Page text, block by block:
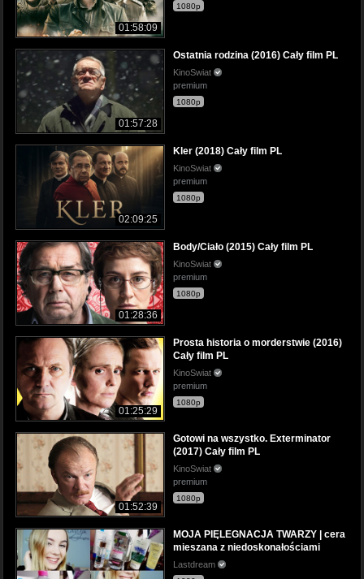
01:58:09
1080p
01:57:28
Ostatnia rodzina (2016) Cały film PL
KinoSwiat
premium
1080p
02:09:25
Kler (2018) Cały film PL
KinoSwiat
premium
1080p
01:28:36
Body/Ciało (2015) Cały film PL
KinoSwiat
premium
1080p
01:25:29
Prosta historia o morderstwie (2016)
Cały film PL
KinoSwiat
premium
1080p
01:52:39
Gotowi na wszystko. Exterminator
(2017) Cały film PL
KinoSwiat
premium
1080p
MOJA PIĘLEGNACJA TWARZY | cera
mieszana z niedoskonałościami
Lastdream